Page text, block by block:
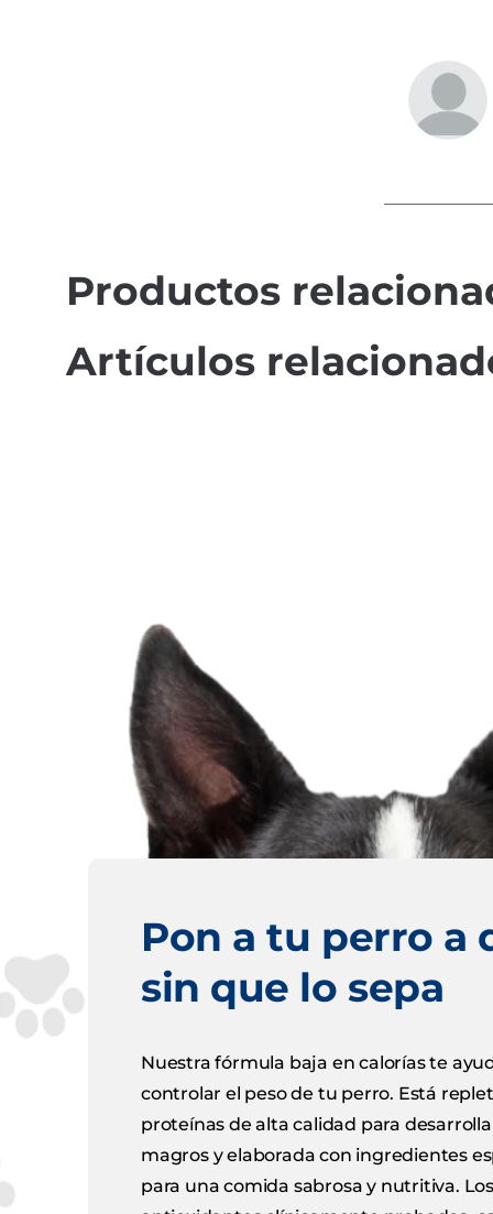
Productos
Artículos
Pon a tu perro a
sin que lo sepa
Nuestra fórmula baja en calorías te
controlar el peso de tu perro. Está
proteínas de alta calidad para
magros y elaborada con ingredientes
para una comida sabrosa y nutritiva. Los